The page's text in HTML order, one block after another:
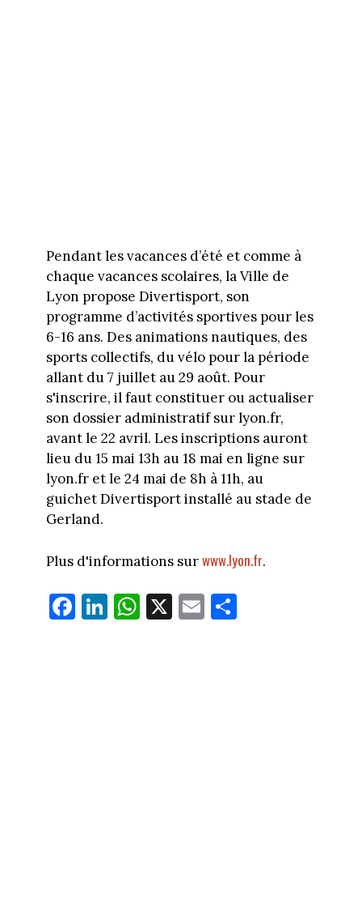
Pendant les vacances d’été et comme à
chaque vacances scolaires, la Ville de
Lyon propose Divertisport, son
programme d’activités sportives pour les
6-16 ans. Des animations nautiques, des
sports collectifs, du vélo pour la période
allant du 7 juillet au 29 août. Pour
s'inscrire, il faut constituer ou actualiser
son dossier administratif sur lyon.fr,
avant le 22 avril. Les inscriptions auront
lieu du 15 mai 13h au 18 mai en ligne sur
lyon.fr et le 24 mai de 8h à 11h, au
guichet Divertisport installé au stade de
Gerland.
Plus d'informations surwww.lyon.fr.
Fa
ce
Li
nk
W
ha
X E
m
Pa
rt